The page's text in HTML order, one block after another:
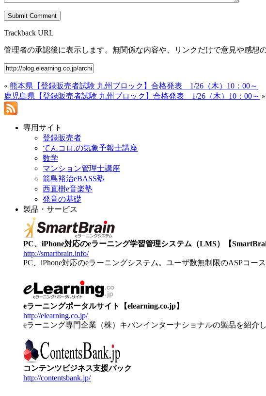
Trackback URL
管理者の承認後に表示します。無関係な内容や、リンクだけで意見や感想
« 熊本県【登録販売者試験 九州ブロック】合格発表 1/26（木）10：00～
鹿児島県【登録販売者試験 九州ブロック】合格発表 1/26（木）10：00～ »
専用サイト
登録販売者
てんコロ.の気象予報士講座
数学
マンション管理士講座
箭島裕治eBASS塾
西直樹e音楽塾
発音の基礎
製品・サービス
PC、iPhone対応のeラーニング学習管理システム（LMS）【
http://smartbrain.info/
PC、iPhone対応のeラーニングシステム。ユーザ数無制限のASPコース
eラーニングポータルサイト【elearning.co.jp】
http://elearning.co.jp/
eラーニング専門企業（株）キバンインターナショナルの製品を紹介し
コンテンツビジネス支援パック
http://contentsbank.jp/